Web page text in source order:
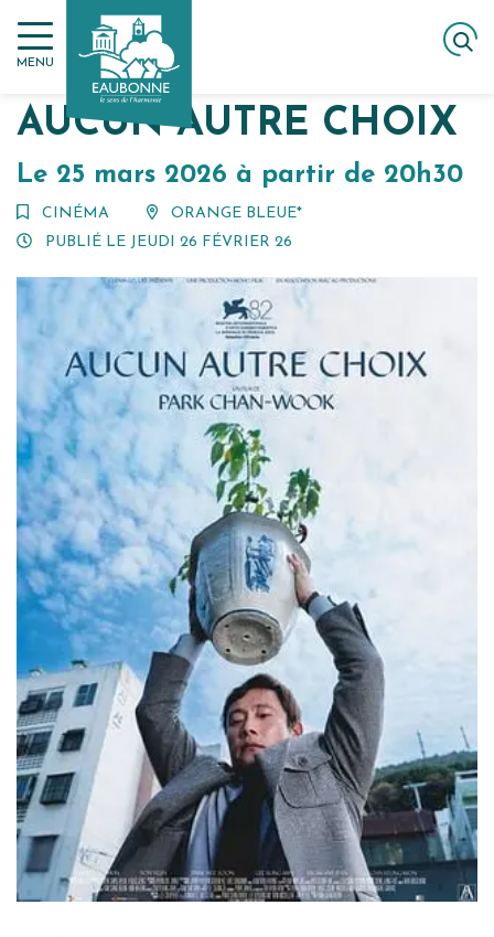
au
contenu
MENU
ACCUEIL AGENDA
AUCUN AUTRE CHOIX
Le 25 mars 2026 à partir de 20h30
CINÉMA
ORANGE BLEUE*
PUBLIÉ LE JEUDI 26 FÉVRIER 26